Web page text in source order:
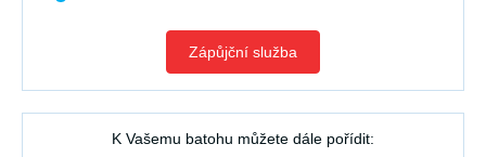
Zápůjční služba
K Vašemu batohu můžete dále pořídit: